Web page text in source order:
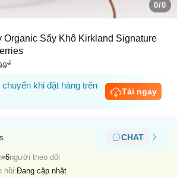
0/0
Organic Sấy Khô Kirkland Signature
đ
khi đặt hàng trên
Tải ngay
CHAT
6người theo dõi
hồi:Đang cập nhật